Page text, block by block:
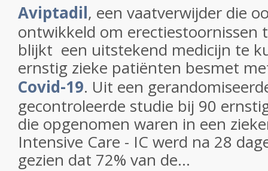
Aviptadil, een vaatverwijder die
ontwikkeld om erectiestoornissen
blijkt een uitstekend medicijn te
ernstig zieke patiënten besmet
Covid-19. Uit een
gecontroleerde studie bij 90
die opgenomen waren in een
Intensive Care - IC werd na 28
gezien dat 72% van de...